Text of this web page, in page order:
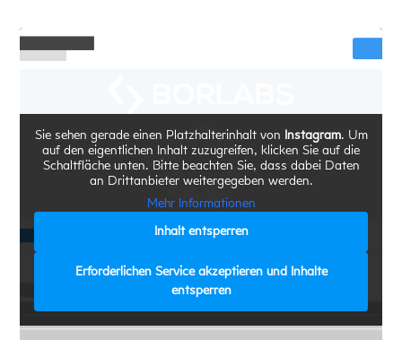
Sie sehen gerade einen Platzhalterinhalt von Instagram. Um
auf den eigentlichen Inhalt zuzugreifen, klicken Sie auf die
Schaltfläche unten. Bitte beachten Sie, dass dabei Daten
an Drittanbieter weitergegeben werden.
Mehr Informationen
Inhalt entsperren
Erforderlichen Service akzeptieren und Inhalte
entsperren